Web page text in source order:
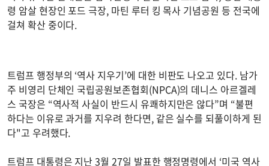
령 암살 현장인 포드 극장, 마틴 루터 킹 목사 기념공원 등 전국에
걸쳐 확산 중이다.
트럼프 행정부의 ‘역사 지우기’에 대한 비판도 나오고 있다. 남가
주 비영리 단체인 국립공원보존협회(NPCA)의 데니스 아르겔레
스 국장은 “역사적 사실이 반드시 유쾌하지만은 않다”며 “불편
하다는 이유로 과거를 지우려 한다면, 같은 실수를 되풀이하게 된
다"고 우려했다.
트럼프 대통령은 지난 3월 27일 발표한 행정명령에서 ‘미국 역사